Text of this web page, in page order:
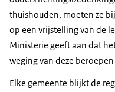
thuishouden, moeten ze
op een vrijstelling van de
Ministerie geeft aan dat
weging van deze
Elke gemeente blijkt de